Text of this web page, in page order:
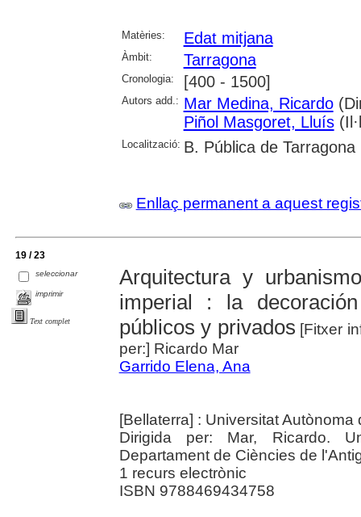
Matèries: Edat mitjana
Àmbit: Tarragona
Cronologia: [400 - 1500]
Autors add.: Mar Medina, Ricardo
Piñol Masgoret, Lluís
Localització: B. Pública de Tarragona
Enllaç permanent a aquest
19 / 23
seleccionar
imprimir
Text complet
Arquitectura y
imperial : la
públicos y privados [Fitxer
per:] Ricardo Mar
Garrido Elena, Ana
[Bellaterra] : Universitat
Dirigida per: Mar, Ricardo.
Departament de Ciències de
1 recurs electrònic
ISBN 9788469434758